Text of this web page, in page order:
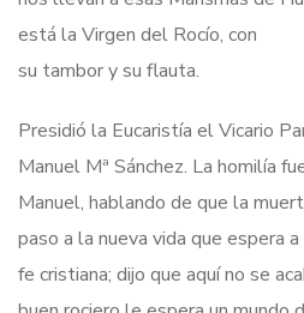
está la Virgen del Rocío, con
su tambor y su flauta.
Presidió la Eucaristía el Vicario
Manuel Mª Sánchez. La homilía
Manuel, hablando de que la
paso a la nueva vida que espera
fe cristiana; dijo que aquí no se